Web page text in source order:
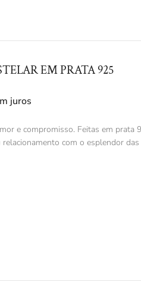
EM PRATA 925
juros
e compromisso. Feitas em prata
com o esplendor